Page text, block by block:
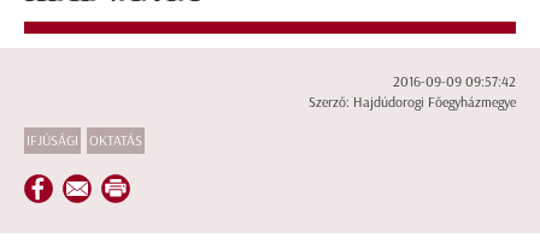
2016-09-09 09:57:42
Szerző: Hajdúdorogi Főegyházmegye
IFJÚSÁGI OKTATÁS